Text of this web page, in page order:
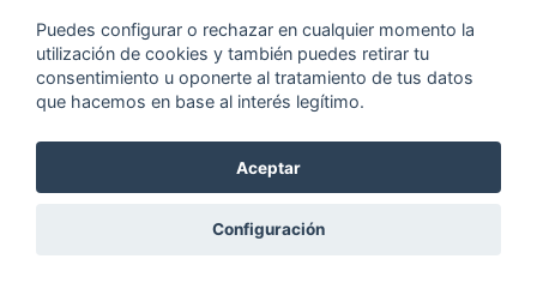
Trípodes
Kit Completos
Accesorios
Copyright © 2001-2024, Fotoboom, Fotonet, S.L. CIF. B-83430587
C/ San Romualdo Nº26 - 28037 Madrid - España
304 28 94. Cualquier comentario o sugerencia nos la puedes
Puedes configurar o rechazar en cualquier momento la
utilización de cookies y también puedes retirar tu
consentimiento u oponerte al tratamiento de tus datos
que hacemos en base al interés legítimo.
Aceptar
Configuración